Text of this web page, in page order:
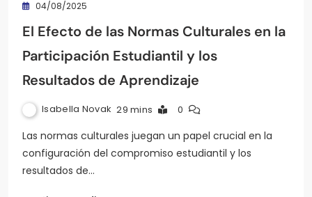
04/08/2025
El Efecto de las Normas Culturales en la
Participación Estudiantil y los
Resultados de Aprendizaje
Isabella Novak 29 mins 0
Las normas culturales juegan un papel crucial en la
configuración del compromiso estudiantil y los
resultados de…